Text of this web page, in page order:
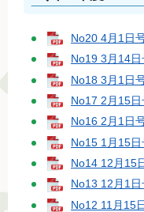
No20 4月1日
No19 3月14
No18 3月1日
No17 2月15
No16 2月1日
No15 1月15
No14 12月15
No13 12月1
No12 11月15